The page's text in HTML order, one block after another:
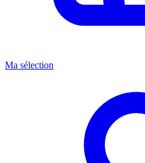
Ma sélection